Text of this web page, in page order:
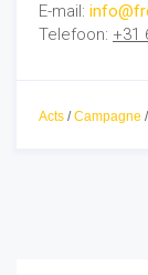
E-mail:
Telefoon: +31
Acts /Campagne /